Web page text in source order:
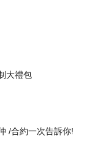
大禮包
/合約一次告訴你!